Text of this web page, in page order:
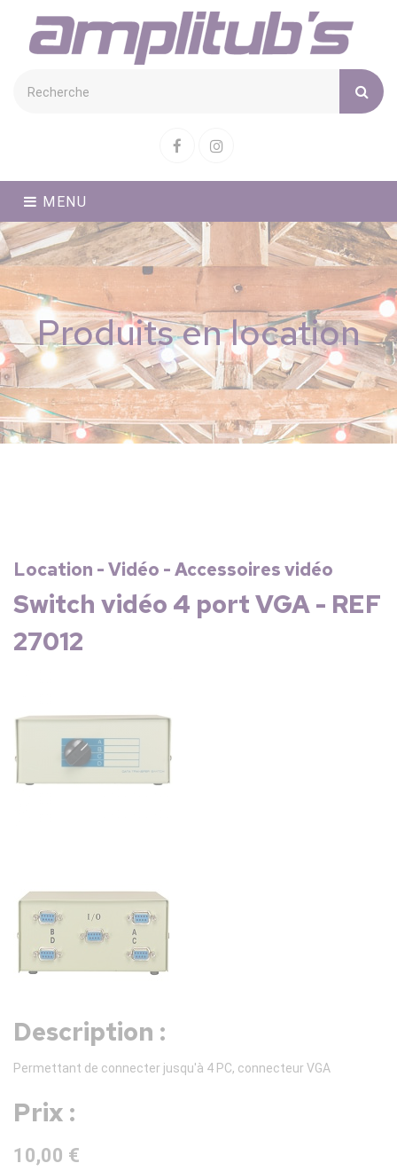
FacebookInstagram
MENU
Produits en location
Location - Vidéo - Accessoires vidéo
Switch vidéo 4 port VGA - REF
27012
Description :
Permettant de connecter jusqu'à 4 PC, connecteur VGA
Prix :
10,00 €
Cookies management panel